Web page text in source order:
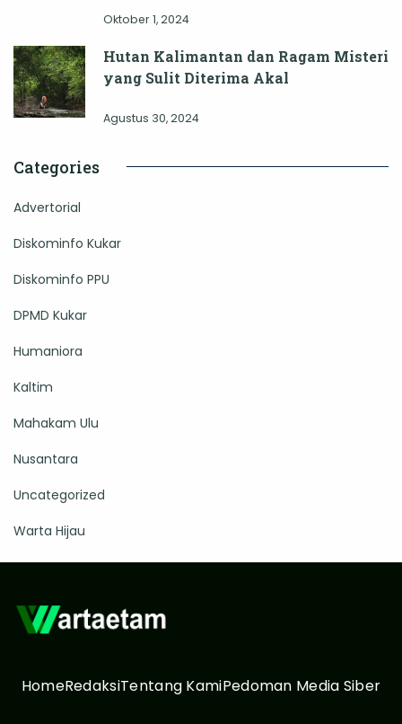
Oktober 1, 2024
Hutan Kalimantan dan Ragam Misteri
yang Sulit Diterima Akal
Agustus 30, 2024
Categories
Advertorial
Diskominfo Kukar
Diskominfo PPU
DPMD Kukar
Humaniora
Kaltim
Mahakam Ulu
Nusantara
Uncategorized
Warta Hijau
HomeRedaksiTentang KamiPedoman Media Siber